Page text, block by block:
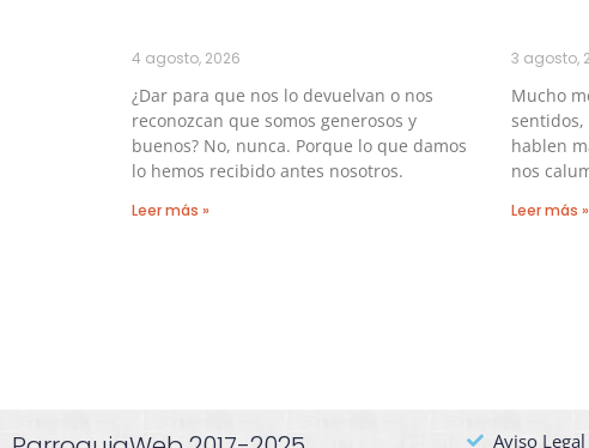
4 agosto, 2026
¿Dar para que nos lo devuelvan o nos
reconozcan que somos generosos y
buenos? No, nunca. Porque lo que damos
lo hemos recibido antes nosotros.
Leer más »
3 agosto,
Mucho
sentidos,
hablen
nos
Leer más »
Aviso Legal